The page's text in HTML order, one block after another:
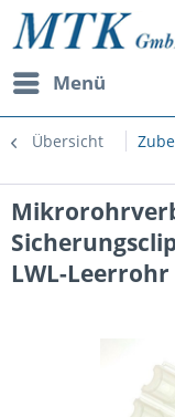
Menü
Übersicht
LWL-Leerrohr